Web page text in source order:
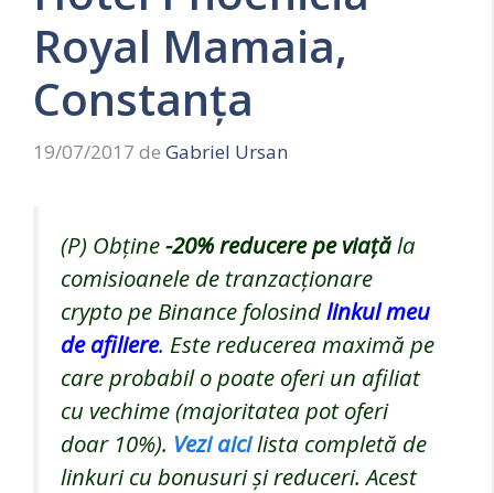
Royal Mamaia,
Constanța
19/07/2017 de Gabriel Ursan
(P) Obține-20%reducere pe viațăla
comisioanele de tranzacționare
crypto pe Binance folosindlinkul meu
de afiliere. Este reducerea maximă pe
care probabil o poate oferi un afiliat
cu vechime (majoritatea pot oferi
doar 10%). Vezi aicilista completă de
linkuri cu bonusuri și reduceri. Acest